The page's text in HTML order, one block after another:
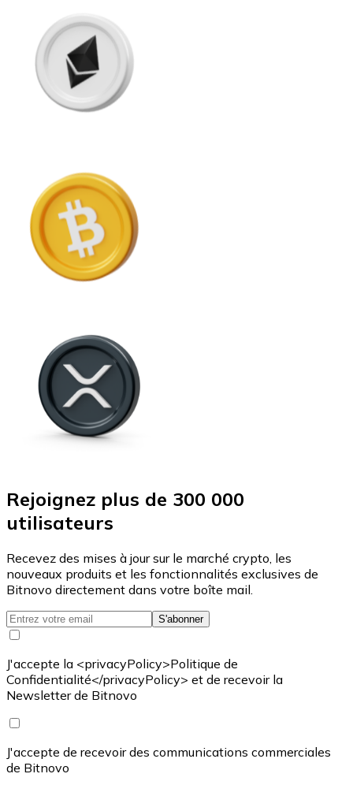
Rejoignez plus de 300 000
utilisateurs
Recevez des mises à jour sur le marché crypto, les
nouveaux produits et les fonctionnalités exclusives de
Bitnovo directement dans votre boîte mail.
S'abonner
J'accepte la <privacyPolicy>Politique de
Confidentialité</privacyPolicy> et de recevoir la
Newsletter de Bitnovo
J'accepte de recevoir des communications commerciales
de Bitnovo